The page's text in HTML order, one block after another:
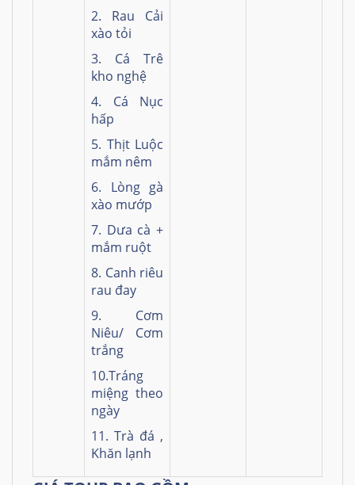
2. Rau Cải
xào tỏi
3. Cá Trê
kho nghệ
4. Cá Nục
hấp
5. Thịt Luộc
mắm nêm
6. Lòng gà
xào mướp
7. Dưa cà +
mắm ruột
8. Canh riêu
rau đay
9. Cơm
Niêu/ Cơm
trắng
10.Tráng
miệng theo
ngày
11. Trà đá ,
Khăn lạnh